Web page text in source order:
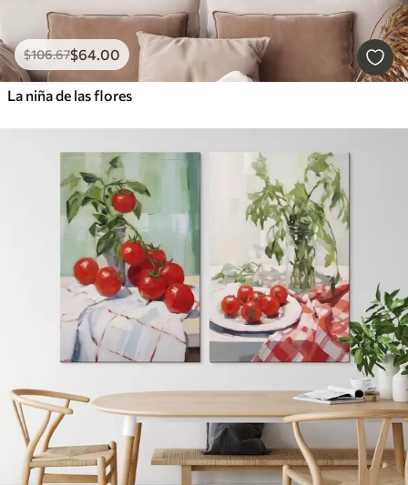
$106.67$64.00
La niña de las flores